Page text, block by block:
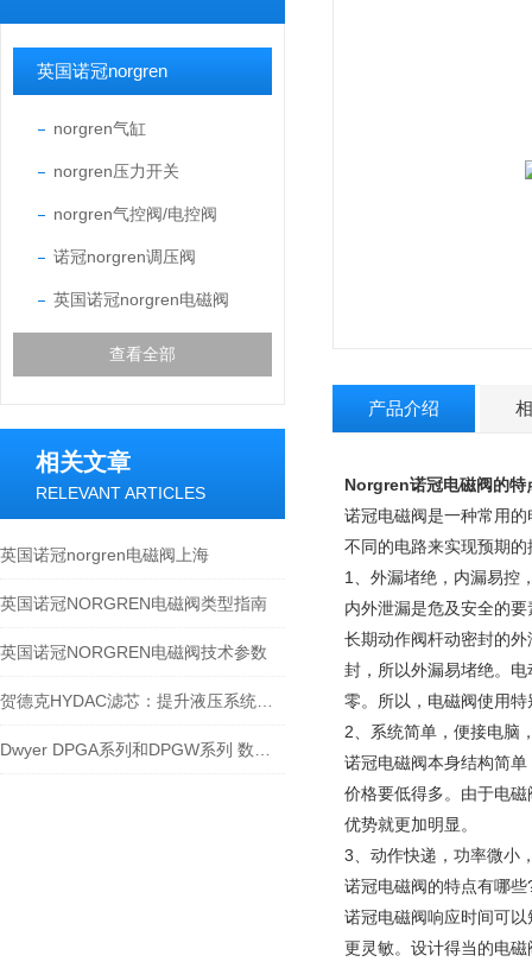
英国诺冠norgren
norgren气缸
norgren压力开关
norgren气控阀/电控阀
诺冠norgren调压阀
英国诺冠norgren电磁阀
查看全部
相关文章
RELEVANT ARTICLES
英国诺冠norgren电磁阀上海
英国诺冠NORGREN电磁阀类型指南
英国诺冠NORGREN电磁阀技术参数
产品介绍
Norgren诺冠电磁阀的特
诺冠电磁阀是一种常用
不同的电路来实现预期
1、外漏堵绝，内漏易控
内外泄漏是危及安全的
长期动作阀杆动密封的
封，所以外漏易堵绝。
零。所以，电磁阀使用
2、系统简单，便接电脑
诺冠电磁阀本身结构简
价格要低得多。由于电
优势就更加明显。
3、动作快递，功率微小
诺冠电磁阀的特点有哪些
诺冠电磁阀响应时间可
更灵敏。设计得当的电